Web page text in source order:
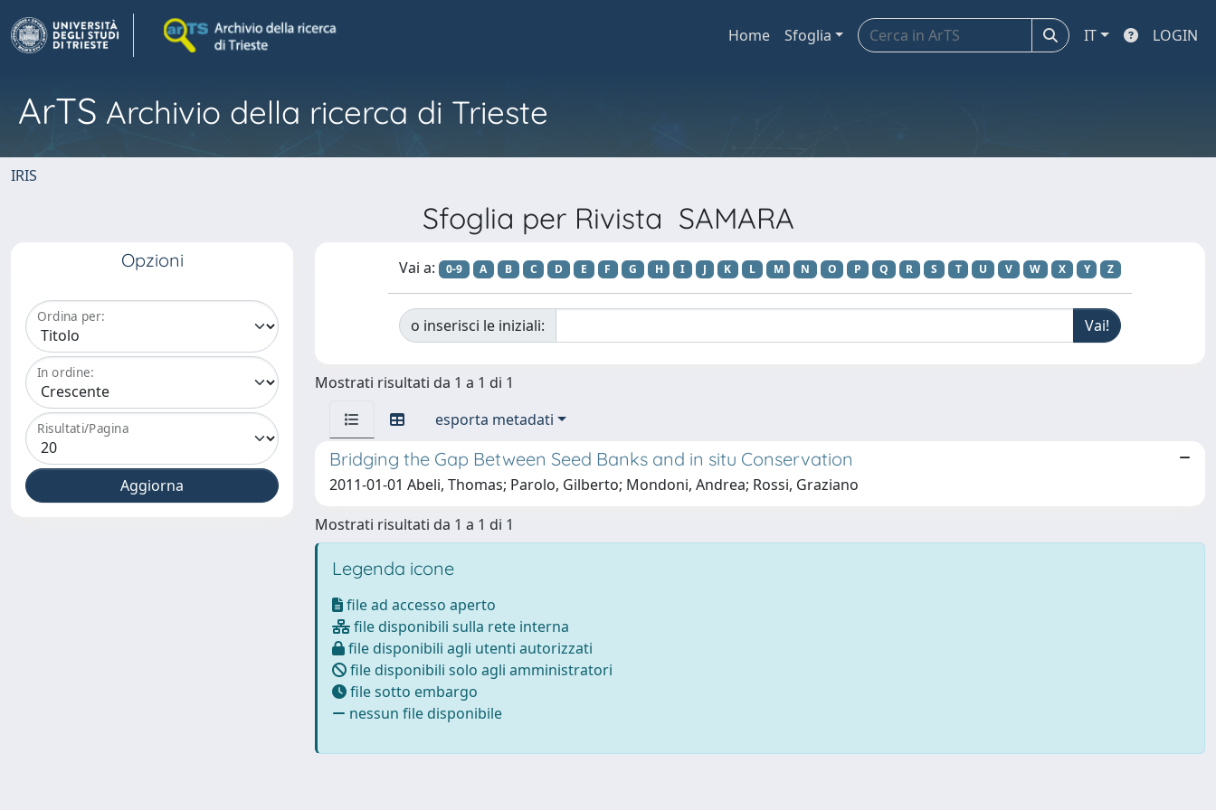
Home Sfoglia IT LOGIN
ArTS Archivio della ricerca di Trieste
IRIS
Sfoglia per Rivista SAMARA
Opzioni
Ordina per:
In ordine:
Risultati/Pagina
Vai a: 0-9 A B C D E F G H I J K L M N O P Q R S T U V W X Y Z
o inserisci le iniziali:
Mostrati risultati da 1 a 1 di 1
esporta metadati
Bridging the Gap Between Seed Banks and in situ Conservation
2011-01-01 Abeli, Thomas; Parolo, Gilberto; Mondoni, Andrea; Rossi, Graziano
Mostrati risultati da 1 a 1 di 1
Legenda icone
file ad accesso aperto
file disponibili sulla rete interna
file disponibili agli utenti autorizzati
file disponibili solo agli amministratori
file sotto embargo
nessun file disponibile